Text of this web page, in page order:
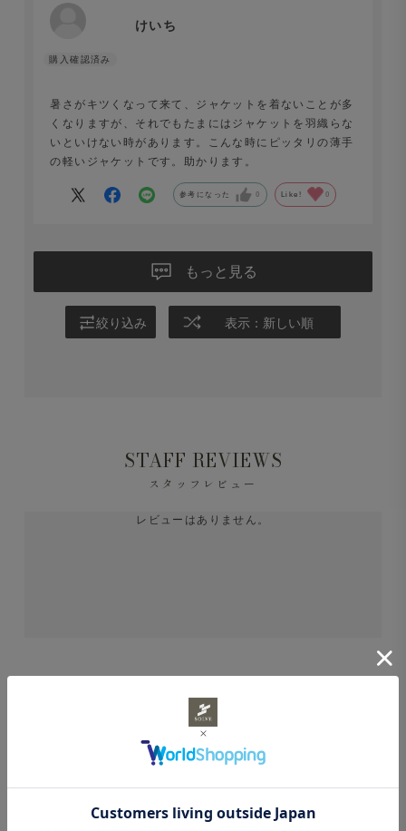
そんな心地良いバランス感を追求して仕上げた一枚です。
けいち
暑さがキツくなって来て、ジャケットを着ないことが多
くなりますが、それでもたまにはジャケットを羽織らな
いといけない時があります。こんな時にピッタリの薄手
の軽いジャケットです。助かります。
参考になった 0 Like! 0
もっと見る
絞り込み 表示：新しい順
STAFF REVIEWS
スタッフレビュー
レビューはありません。
あなたにおすすめ